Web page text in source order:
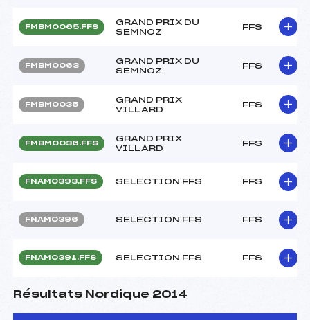
FMBM0065.FFS
GRAND PRIX DU
SEMNOZ
FFS
FMBM0063
GRAND PRIX DU
SEMNOZ
FFS
FMBM0035
GRAND PRIX
VILLARD
FFS
FMBM0036.FFS
GRAND PRIX
VILLARD
FFS
FNAM0393.FFS SELECTION FFS FFS
FNAM0396 SELECTION FFS FFS
FNAM0391.FFS SELECTION FFS FFS
Résultats Nordique 2014